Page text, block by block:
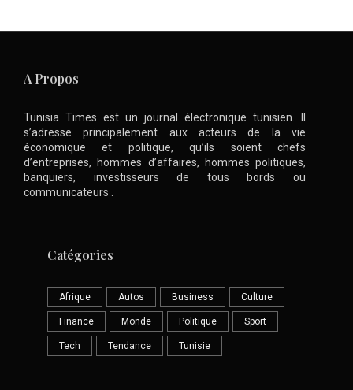
A Propos
Tunisia Times est un journal électronique tunisien. Il
s’adresse principalement aux acteurs de la vie
économique et politique, qu’ils soient chefs
d’entreprises, hommes d’affaires, hommes politiques,
banquiers, investisseurs de tous bords ou
communicateurs .
Catégories
Afrique Autos Business Culture
Finance Monde Politique Sport
Tech Tendance Tunisie